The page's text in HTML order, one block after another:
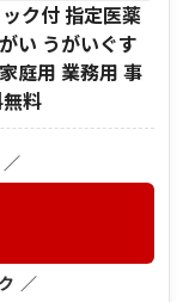
ク付 指定医薬
い うがいぐす
庭用 業務用 事
料
／